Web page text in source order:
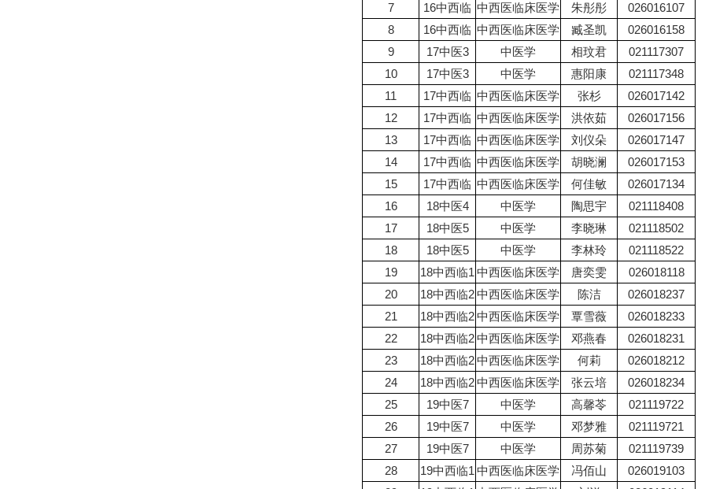
7
16中西临 中西医临床医学 朱彤彤
026016107
8
16中西临 中西医临床医学 臧圣凯
026016158
9
17中医3 中医学 相玟君
021117307
10
17中医3 中医学 惠阳康
021117348
11
17中西临 中西医临床医学 张杉
026017142
12
17中西临 中西医临床医学 洪依茹
026017156
13
17中西临 中西医临床医学 刘仪朵
026017147
14
17中西临 中西医临床医学 胡晓澜
026017153
15
17中西临 中西医临床医学 何佳敏
026017134
16
18中医4 中医学 陶思宇
021118408
17
18中医5 中医学 李晓琳
021118502
18
18中医5 中医学 李林玲
021118522
19
18中西临1 中西医临床医学 唐奕雯
026018118
20
18中西临2中西医临床医学 陈洁
026018237
21
18中西临2中西医临床医学 覃雪薇
026018233
22
18中西临2中西医临床医学 邓燕春
026018231
23
18中西临2中西医临床医学 何莉
026018212
24
18中西临2中西医临床医学 张云培
026018234
25
19中医7 中医学 高馨苓
021119722
26
19中医7 中医学 邓梦雅
021119721
27
19中医7 中医学 周苏菊
021119739
28
19中西临1 中西医临床医学 冯佰山
026019103